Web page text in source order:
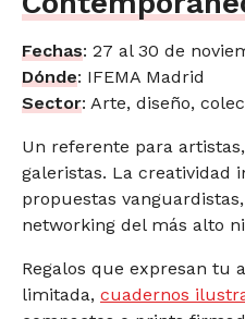
Fechas: 27 al 30 de
Dónde: IFEMA Madrid
Sector: Arte, diseño,
Un referente para
galeristas. La creatividad
propuestas
networking del más alto
Regalos que expresan tu
limitada, cuadernos